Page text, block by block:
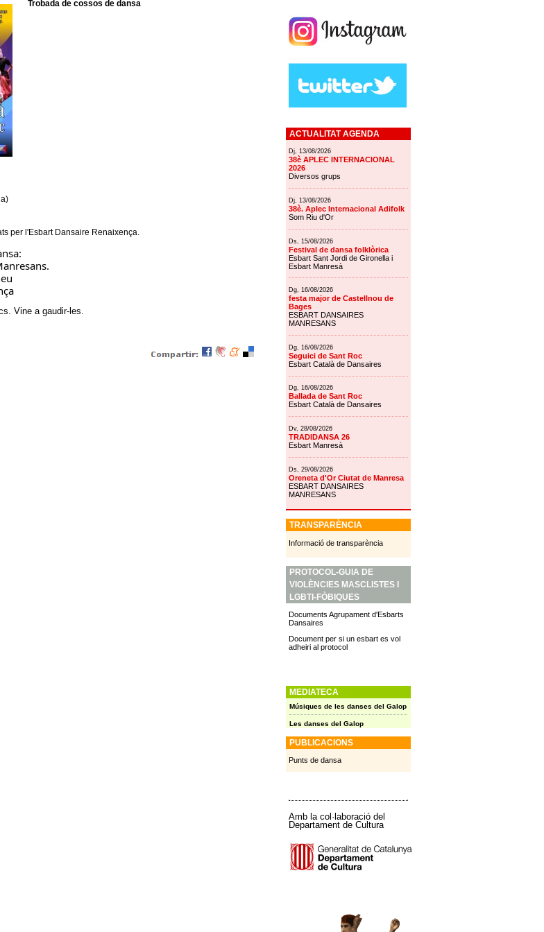
Trobada de cossos de dansa
per l'Esbart Dansaire Renaixença.
Vine a gaudir-les.
ACTUALITAT AGENDA
Dj, 13/08/2026
38è APLEC INTERNACIONAL
2026
Diversos grups
Dj, 13/08/2026
38è. Aplec Internacional Adifolk
Som Riu d'Or
Ds, 15/08/2026
Festival de dansa folklòrica
Esbart Sant Jordi de Gironella i
Esbart Manresà
Dg, 16/08/2026
festa major de Castellnou de
Bages
ESBART DANSAIRES
MANRESANS
Dg, 16/08/2026
Seguici de Sant Roc
Esbart Català de Dansaires
Dg, 16/08/2026
Ballada de Sant Roc
Esbart Català de Dansaires
Dv, 28/08/2026
TRADIDANSA 26
Esbart Manresà
Ds, 29/08/2026
Oreneta d'Or Ciutat de Manresa
ESBART DANSAIRES
MANRESANS
TRANSPARÈNCIA
Informació de transparència
PROTOCOL-GUIA DE
VIOLÈNCIES MASCLISTES I
LGBTI-FÒBIQUES
Documents Agrupament d'Esbarts
Dansaires
Document per si un esbart es vol
adheiri al protocol
MEDIATECA
Músiques de les danses del Galop
Les danses del Galop
PUBLICACIONS
Punts de dansa
Amb la col·laboració del
Departament de Cultura